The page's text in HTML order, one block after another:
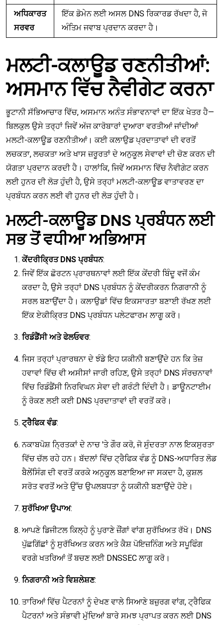
ਅਧਿਕਾਰਤ
ਸਰਵਰ
ਇੱਕ ਡੋਮੇਨ ਲਈ ਅਸਲ DNS ਰਿਕਾਰਡ ਰੱਖਦਾ ਹੈ, ਜੋ
ਅੰਤਿਮ ਜਵਾਬ ਪ੍ਰਦਾਨ ਕਰਦਾ ਹੈ।
ਮਲਟੀ-ਕਲਾਊਡ ਰਣਨੀਤੀਆਂ:
ਅਸਮਾਨ ਵਿੱਚ ਨੈਵੀਗੇਟ ਕਰਨਾ
ਭੂਟਾਨੀ ਸੱਭਿਆਚਾਰ ਵਿੱਚ, ਅਸਮਾਨ ਅਨੰਤ ਸੰਭਾਵਨਾਵਾਂ ਦਾ ਇੱਕ ਖੇਤਰ ਹੈ—
ਬਿਲਕੁਲ ਉਸੇ ਤਰ੍ਹਾਂ ਜਿਵੇਂ ਅੱਜ ਕਾਰੋਬਾਰਾਂ ਦੁਆਰਾ ਵਰਤੀਆਂ ਜਾਂਦੀਆਂ
ਮਲਟੀ-ਕਲਾਊਡ ਰਣਨੀਤੀਆਂ। ਕਈ ਕਲਾਉਡ ਪ੍ਰਦਾਤਾਵਾਂ ਦੀ ਵਰਤੋਂ
ਲਚਕਤਾ, ਲਚਕਤਾ ਅਤੇ ਖਾਸ ਜ਼ਰੂਰਤਾਂ ਦੇ ਅਨੁਕੂਲ ਸੇਵਾਵਾਂ ਦੀ ਚੋਣ ਕਰਨ ਦੀ
ਯੋਗਤਾ ਪ੍ਰਦਾਨ ਕਰਦੀ ਹੈ। ਹਾਲਾਂਕਿ, ਜਿਵੇਂ ਅਸਮਾਨ ਵਿੱਚ ਨੈਵੀਗੇਟ ਕਰਨ
ਲਈ ਹੁਨਰ ਦੀ ਲੋੜ ਹੁੰਦੀ ਹੈ, ਉਸੇ ਤਰ੍ਹਾਂ ਮਲਟੀ-ਕਲਾਊਡ ਵਾਤਾਵਰਣ ਦਾ
ਪ੍ਰਬੰਧਨ ਕਰਨ ਲਈ ਵੀ ਹੁਨਰ ਦੀ ਲੋੜ ਹੁੰਦੀ ਹੈ।
ਮਲਟੀ-ਕਲਾਊਡ DNS ਪ੍ਰਬੰਧਨ ਲਈ
ਸਭ ਤੋਂ ਵਧੀਆ ਅਭਿਆਸ
ਕੇਂਦਰੀਕ੍ਰਿਤ DNS ਪ੍ਰਬੰਧਨ:
ਜਿਵੇਂ ਇੱਕ ਛੋਰਟਨ ਪ੍ਰਾਰਥਨਾਵਾਂ ਲਈ ਇੱਕ ਕੇਂਦਰੀ ਬਿੰਦੂ ਵਜੋਂ ਕੰਮ
ਕਰਦਾ ਹੈ, ਉਸੇ ਤਰ੍ਹਾਂ DNS ਪ੍ਰਬੰਧਨ ਨੂੰ ਕੇਂਦਰੀਕਰਨ ਨਿਗਰਾਨੀ ਨੂੰ
ਸਰਲ ਬਣਾਉਂਦਾ ਹੈ। ਕਲਾਉਡਾਂ ਵਿੱਚ ਇਕਸਾਰਤਾ ਬਣਾਈ ਰੱਖਣ ਲਈ
ਇੱਕ ਏਕੀਕ੍ਰਿਤ DNS ਪ੍ਰਬੰਧਨ ਪਲੇਟਫਾਰਮ ਲਾਗੂ ਕਰੋ।
ਰਿਡੰਡੈਂਸੀ ਅਤੇ ਫੇਲਓਵਰ:
ਜਿਸ ਤਰ੍ਹਾਂ ਪ੍ਰਾਰਥਨਾ ਦੇ ਝੰਡੇ ਇਹ ਯਕੀਨੀ ਬਣਾਉਂਦੇ ਹਨ ਕਿ ਤੇਜ਼
ਹਵਾਵਾਂ ਵਿੱਚ ਵੀ ਅਸੀਸਾਂ ਜਾਰੀ ਰਹਿਣ, ਉਸੇ ਤਰ੍ਹਾਂ DNS ਸੰਰਚਨਾਵਾਂ
ਵਿੱਚ ਰਿਡੰਡੈਂਸੀ ਨਿਰਵਿਘਨ ਸੇਵਾ ਦੀ ਗਰੰਟੀ ਦਿੰਦੀ ਹੈ। ਡਾਊਨਟਾਈਮ
ਨੂੰ ਰੋਕਣ ਲਈ ਕਈ DNS ਪ੍ਰਦਾਤਾਵਾਂ ਦੀ ਵਰਤੋਂ ਕਰੋ।
ਟ੍ਰੈਫਿਕ ਵੰਡ:
ਨਕਾਬਪੋਸ਼ ਨ੍ਰਿਤਕਾਂ ਦੇ ਨਾਚ 'ਤੇ ਗੌਰ ਕਰੋ, ਜੋ ਸੁੰਦਰਤਾ ਨਾਲ ਇਕਸੁਰਤਾ
ਵਿੱਚ ਚੱਲ ਰਹੇ ਹਨ। ਬੱਦਲਾਂ ਵਿੱਚ ਟ੍ਰੈਫਿਕ ਵੰਡ ਨੂੰ DNS-ਅਧਾਰਿਤ ਲੋਡ
ਬੈਲੇਂਸਿੰਗ ਦੀ ਵਰਤੋਂ ਕਰਕੇ ਅਨੁਕੂਲ ਬਣਾਇਆ ਜਾ ਸਕਦਾ ਹੈ, ਕੁਸ਼ਲ
ਸਰੋਤ ਵਰਤੋਂ ਅਤੇ ਉੱਚ ਉਪਲਬਧਤਾ ਨੂੰ ਯਕੀਨੀ ਬਣਾਉਂਦੇ ਹੋਏ।
ਸੁਰੱਖਿਆ ਉਪਾਅ:
ਆਪਣੇ ਡਿਜੀਟਲ ਕਿਲ੍ਹੇ ਨੂੰ ਪੁਰਾਣੇ ਜ਼ੌਂਗਾਂ ਵਾਂਗ ਸੁਰੱਖਿਅਤ ਰੱਖੋ। DNS
ਪੁੱਛਗਿੱਛਾਂ ਨੂੰ ਸੁਰੱਖਿਅਤ ਕਰਨ ਅਤੇ ਕੈਸ਼ ਪੋਇਜ਼ਨਿੰਗ ਅਤੇ ਸਪੂਫਿੰਗ
ਵਰਗੇ ਖਤਰਿਆਂ ਤੋਂ ਬਚਣ ਲਈ DNSSEC ਲਾਗੂ ਕਰੋ।
ਨਿਗਰਾਨੀ ਅਤੇ ਵਿਸ਼ਲੇਸ਼ਣ:
ਤਾਰਿਆਂ ਵਿੱਚ ਪੈਟਰਨਾਂ ਨੂੰ ਦੇਖਣ ਵਾਲੇ ਸਿਆਣੇ ਬਜ਼ੁਰਗ ਵਾਂਗ, ਟ੍ਰੈਫਿਕ
ਪੈਟਰਨਾਂ ਅਤੇ ਸੰਭਾਵੀ ਮੁੱਦਿਆਂ ਬਾਰੇ ਸਮਝ ਪ੍ਰਾਪਤ ਕਰਨ ਲਈ DNS